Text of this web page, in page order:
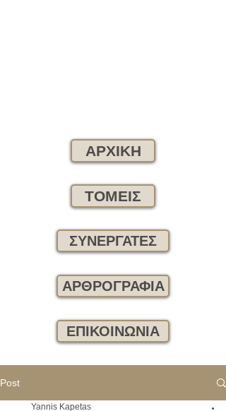
Post
Yannis Kapetas
ΑΡΧΙΚΗ
ΤΟΜΕΙΣ
ΣΥΝΕΡΓΑΤΕΣ
ΕΠΙΚΟΙΝΩΝΙΑ
ΑΡΘΡΟΓΡΑΦΙΑ